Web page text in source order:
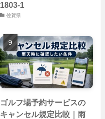
1803-1
佐賀県
ゴルフ場予約サービスの
キャンセル規定比較｜雨